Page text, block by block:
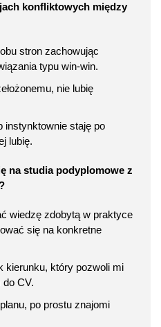
konfliktowych między
stron zachowując
typu win-win.
nie lubię
instynktownie staję po
lubię.
na studia podyplomowe z
wiedzę zdobytą w praktyce
się na konkretne
kierunku, który pozwoli mi
CV.
po prostu znajomi